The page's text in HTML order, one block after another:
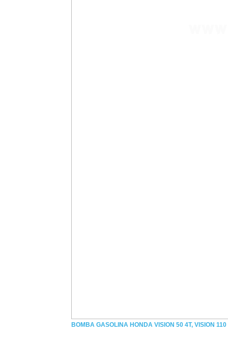
BOMBA GASOLINA HONDA VISION 50 4T, VISION